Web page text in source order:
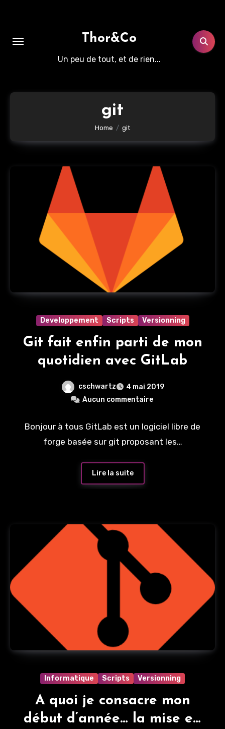
Thor&Co
Un peu de tout, et de rien...
git
Home git
Developpement Scripts Versionning
Git fait enfin parti de mon
quotidien avec GitLab
cschwartz
4 mai 2019
Aucun commentaire
Bonjour à tous GitLab est un logiciel libre de
forge basée sur git proposant les…
Lire la suite
Informatique Scripts Versionning
A quoi je consacre mon
début d’année… la mise en